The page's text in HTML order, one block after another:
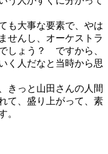
も大事な要素で、やは
せんし、オーケストラ
しょう？ ですから、
く人だなと当時から思
きっと山田さんの人間
て、盛り上がって、素
。